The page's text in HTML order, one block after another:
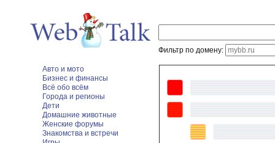
Фильтр по домену:
Авто и мото
Бизнес и финансы
Всё обо всём
Города и регионы
Дети
Домашние животные
Женские форумы
Знакомства и встречи